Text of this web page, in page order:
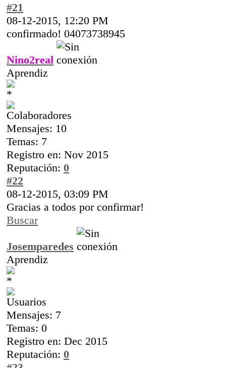
#21
08-12-2015, 12:20 PM
confirmado! 04073738945
Nino2real
Aprendiz
Mensajes: 10
Temas: 7
Registro en: Nov 2015
Reputación: 0
#22
08-12-2015, 03:09 PM
Gracias a todos por confirmar!
Buscar
Josemparedes
Aprendiz
Mensajes: 7
Temas: 0
Registro en: Dec 2015
Reputación: 0